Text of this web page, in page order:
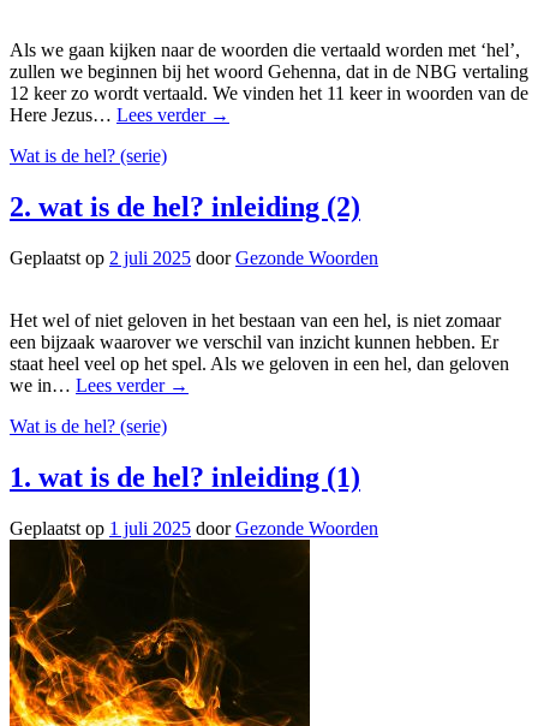
Als we gaan kijken naar de woorden die vertaald worden met ‘hel’,
zullen we beginnen bij het woord Gehenna, dat in de NBG vertaling
12 keer zo wordt vertaald. We vinden het 11 keer in woorden van de
Here Jezus… Lees verder →
Wat is de hel? (serie)
2. wat is de hel? inleiding (2)
Geplaatst op 2 juli 2025 doorGezonde Woorden
Het wel of niet geloven in het bestaan van een hel, is niet zomaar
een bijzaak waarover we verschil van inzicht kunnen hebben. Er
staat heel veel op het spel. Als we geloven in een hel, dan geloven
we in… Lees verder →
Wat is de hel? (serie)
1. wat is de hel? inleiding (1)
Geplaatst op 1 juli 2025 doorGezonde Woorden